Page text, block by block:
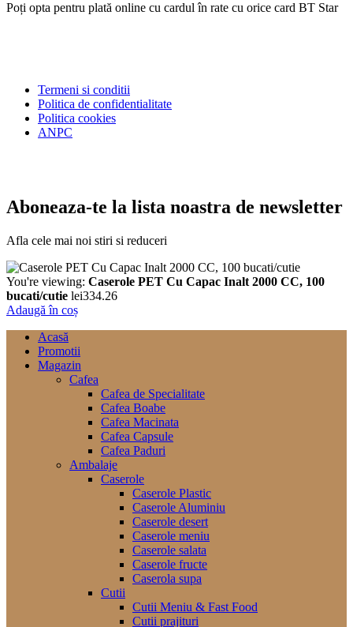
Poți opta pentru plată online cu cardul în rate cu orice card BT Star
Termeni si conditii
Politica de confidentialitate
Politica cookies
ANPC
Aboneaza-te la lista noastra de newsletter
Afla cele mai noi stiri si reduceri
You're viewing: Caserole PET Cu Capac Inalt 2000 CC, 100
bucati/cutie lei334.26
Adaugă în coș
Acasă
Promotii
Magazin
Cafea
Cafea de Specialitate
Cafea Boabe
Cafea Macinata
Cafea Capsule
Cafea Paduri
Ambalaje
Caserole
Caserole Plastic
Caserole Aluminiu
Caserole desert
Caserole meniu
Caserole salata
Caserole fructe
Caserola supa
Cutii
Cutii Meniu & Fast Food
Cutii prajituri